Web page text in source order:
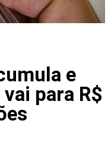
e
para R$